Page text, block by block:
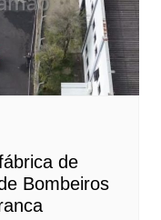
de
Bombeiros